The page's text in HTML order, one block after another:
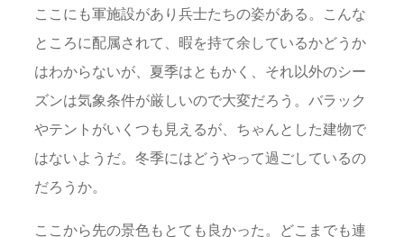
ここにも軍施設があり兵士たちの姿がある。こんな
ところに配属されて、暇を持て余しているかどうか
はわからないが、夏季はともかく、それ以外のシー
ズンは気象条件が厳しいので大変だろう。バラック
やテントがいくつも見えるが、ちゃんとした建物で
はないようだ。冬季にはどうやって過ごしているの
だろうか。
ここから先の景色もとても良かった。どこまでも連